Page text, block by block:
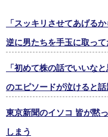
「スッキリさせてあげる
逆に男たちを手玉に取っ
「初めて株の話でいいな
のエピソードが泣けると話
東京新聞のイソコ 皆が黙
しまう